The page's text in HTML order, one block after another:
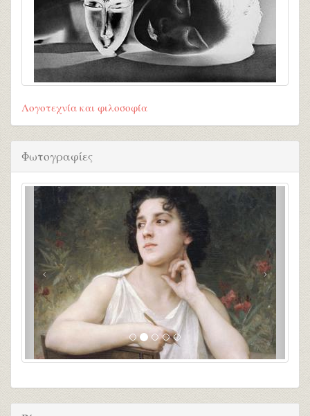
Λογοτεχνία και φιλοσοφία
Φωτογραφίες